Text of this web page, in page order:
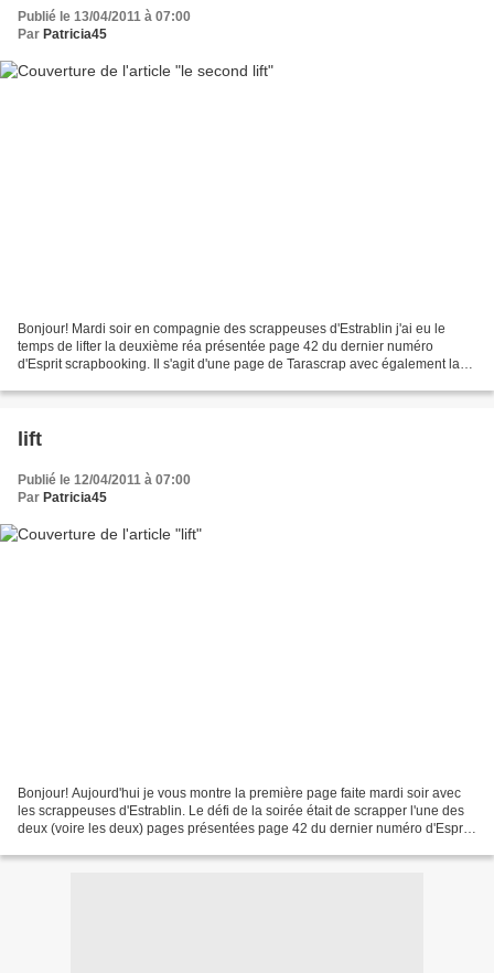
Publié le 13/04/2011 à 07:00
Par Patricia45
Bonjour! Mardi soir en compagnie des scrappeuses d'Estrablin j'ai eu le
temps de lifter la deuxième réa présentée page 42 du dernier numéro
d'Esprit scrapbooking. Il s'agit d'une page de Tarascrap avec également la
lift
Publié le 12/04/2011 à 07:00
Par Patricia45
Bonjour! Aujourd'hui je vous montre la première page faite mardi soir avec
les scrappeuses d'Estrablin. Le défi de la soirée était de scrapper l'une des
deux (voire les deux) pages présentées page 42 du dernier numéro d'Esprit